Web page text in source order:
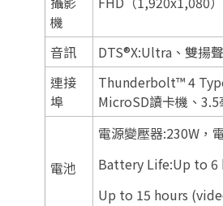
機
音訊
DTS®X:Ultra、雙揚
連接
埠
Thunderbolt™ 4
MicroSD讀卡機、
電池
電源變壓器:230W，
Battery Life:Up to 6
Up to 15 hours